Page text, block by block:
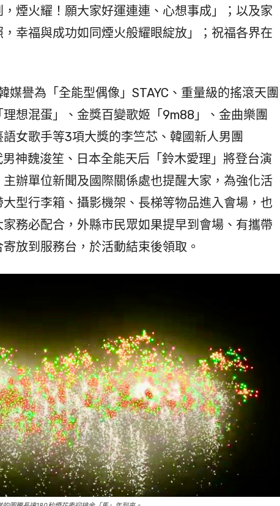
煙火耀！願大家好運連連、心想事成」；以及家
幸福與成功如同煙火般耀眼綻放」；祝福各界在
譽為「全能型偶像」STAYC、重量級的搖滾天團
理想混蛋」、金獎百變歌姬「9m88」、金曲樂團
語女歌手等3項大獎的李竺芯、韓國新人男團
神魏浚笙、日本全能天后「鈴木愛理」將登台演
辦單位新聞及國際關係處也提醒大家，為強化活
型行李箱、攝影機架、長梯等物品進入會場，也
務必配合，外縣市民眾如果提早到會場、有攜帶
放到服務台，於活動結束後領取。